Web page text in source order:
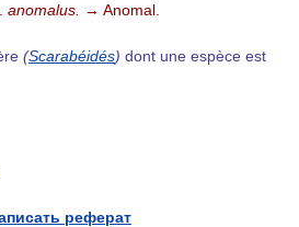
anomalus.
→ Anomal.
(Scarabéidés) dont une espèce est
реферат